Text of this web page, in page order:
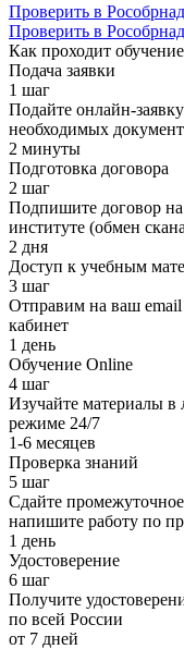
Проверить в
Проверить в
Как проходит обучение
Подача заявки
1 шаг
Подайте онлайн-
необходимых
2 минуты
Подготовка договора
2 шаг
Подпишите договор
институте (обмен
2 дня
Доступ к учебным
3 шаг
Отправим на ваш
кабинет
1 день
Обучение Online
4 шаг
Изучайте материалы
режиме 24/7
1-6 месяцев
Проверка знаний
5 шаг
Сдайте
напишите работу по
1 день
Удостоверение
6 шаг
Получите
по всей России
от 7 дней